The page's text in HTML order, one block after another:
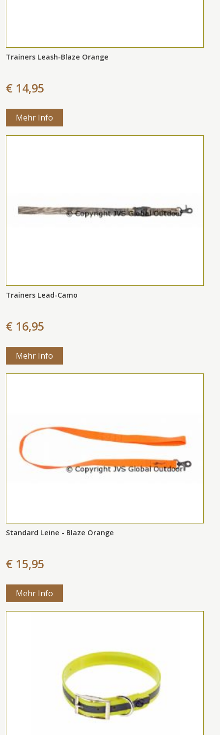
Trainers Leash-Blaze Orange
€ 14,95
Mehr Info
Trainers Lead-Camo
€ 16,95
Mehr Info
Standard Leine - Blaze Orange
€ 15,95
Mehr Info